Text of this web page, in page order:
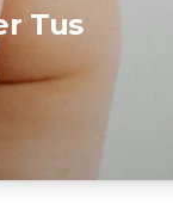
Tus